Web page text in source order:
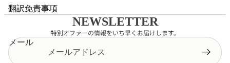
翻訳免責事項
NEWSLETTER
特別オファーの情報をいち早くお届けします。
メール